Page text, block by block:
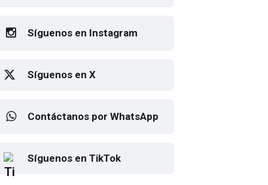
Elton John regresa a CDMX
para despedirse en el Estadio